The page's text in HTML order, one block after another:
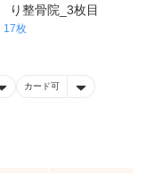
17枚
カード可